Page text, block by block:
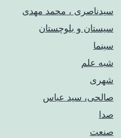
سیدناصری ، محمد مهدی
سیستان و بلوچستان
سینما
شبه علم
شهری
صالحی، سید عباس
صدا
صنعت